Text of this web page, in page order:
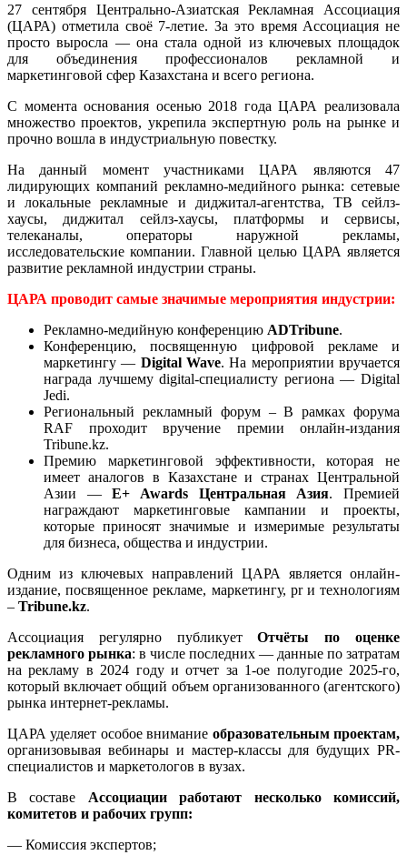
27 сентября Центрально-Азиатская Рекламная Ассоциация
(ЦАРА) отметила своё 7-летие. За это время Ассоциация не
просто выросла — она стала одной из ключевых площадок
для объединения профессионалов рекламной и
маркетинговой сфер Казахстана и всего региона.
С момента основания осенью 2018 года ЦАРА реализовала
множество проектов, укрепила экспертную роль на рынке и
прочно вошла в индустриальную повестку.
На данный момент участниками ЦАРА являются 47
лидирующих компаний рекламно-медийного рынка: сетевые
и локальные рекламные и диджитал-агентства, ТВ сейлз-
хаусы, диджитал сейлз-хаусы, платформы и сервисы,
телеканалы, операторы наружной рекламы,
исследовательские компании. Главной целью ЦАРА является
развитие рекламной индустрии страны.
ЦАРА проводит самые значимые мероприятия индустрии:
Рекламно-медийную конференцию ADTribune.
Конференцию, посвященную цифровой рекламе и
маркетингу — Digital Wave. На мероприятии вручается
награда лучшему digital-специалисту региона — Digital
Jedi.
Региональный рекламный форум – В рамках форума
RAF проходит вручение премии онлайн-издания
Tribune.kz.
Премию маркетинговой эффективности, которая не
имеет аналогов в Казахстане и странах Центральной
Азии —E+ Awards Центральная Азия. Премией
награждают маркетинговые кампании и проекты,
которые приносят значимые и измеримые результаты
для бизнеса, общества и индустрии.
Одним из ключевых направлений ЦАРА является онлайн-
издание, посвященное рекламе, маркетингу, pr и технологиям
– Tribune.kz.
Ассоциация регулярно публикуетОтчёты по оценке
рекламного рынка: в числе последних — данные по затратам
на рекламу в 2024 году и отчет за 1-ое полугодие 2025-го,
который включает общий объем организованного (агентского)
рынка интернет-рекламы.
ЦАРА уделяет особое внимание образовательным проектам,
организовывая вебинары и мастер-классы для будущих PR-
специалистов и маркетологов в вузах.
В составе Ассоциации работают несколько комиссий,
комитетов и рабочих групп:
— Комиссия экспертов;